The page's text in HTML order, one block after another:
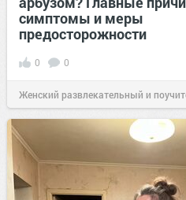
симптомы и меры
предосторожности
0 0
Женский развлекательный и
сайт.23:4206 авг 2026